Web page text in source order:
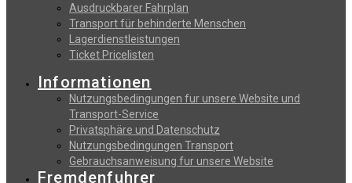
Αusdruckbarer Fahrplan
Transport für behinderte Menschen
Lagerdienstleistungen
Ticket Pricelisten
Informationen
Nutzungsbedingungen fur unsere Website und
Transport-Service
Privatsphäre und Datenschutz
Nutzungsbedingungen Transport
Gebrauchsanweisung fur unsere Website
Fremdenfuhrer